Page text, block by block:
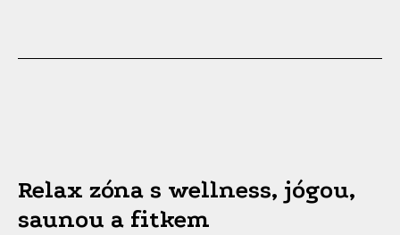
Relax zóna s wellness, jógou,
saunou a fitkem